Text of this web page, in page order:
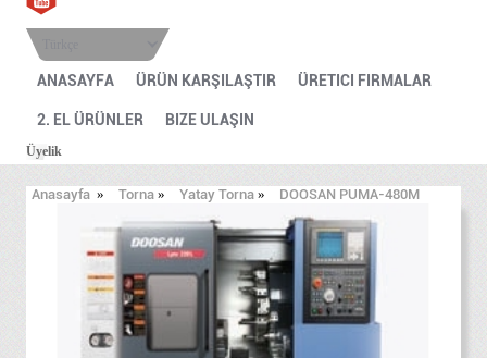
ANASAYFA ÜRÜN KARŞILAŞTIR ÜRETICI FIRMALAR
2. EL ÜRÜNLER BIZE ULAŞIN
Üyelik
Anasayfa » Torna » Yatay Torna » DOOSAN PUMA-480M